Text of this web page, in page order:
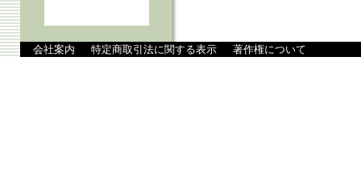
会社案内 特定商取引法に関する表示 著作権について